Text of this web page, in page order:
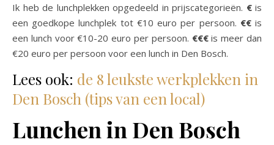
Ik heb de lunchplekken opgedeeld in prijscategorieën. € is
een goedkope lunchplek tot €10 euro per persoon. €€is
een lunch voor €10-20 euro per persoon. €€€is meer dan
€20 euro per persoon voor een lunch in Den Bosch.
Lees ook: de 8 leukste werkplekken in
Den Bosch (tips van een local)
Lunchen in Den Bosch